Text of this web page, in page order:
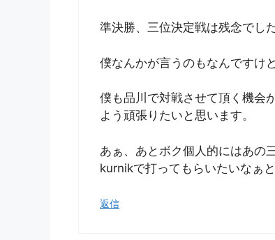
準決勝、三位決定戦は残念でし
僕なんかが言うのもなんですけ
僕も品川で対戦させて頂く機会
よう頑張りたいと思います。
あぁ、あとボク個人的にはあの
kurnikで打ってもらいたいなぁ
返信